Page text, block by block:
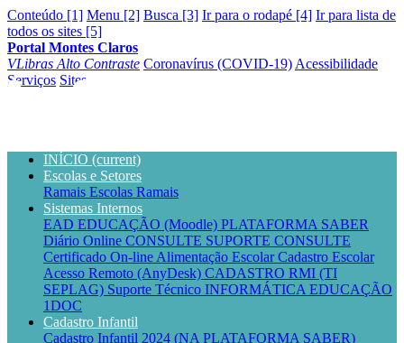
Conteúdo [1] Menu [2] Busca [3] Ir para o rodapé [4] Ir para lista de
todos os sites [5]
Portal Montes Claros
VLibras Alto Contraste Coronavírus (COVID-19) Acessibilidade
Serviços Sites
INÍCIO (current)
Escolas e Setores
Ramais Escolas Ramais
Sistemas Internos
EAD EDUCAÇÃO (Moodle) PLATAFORMA SABER
Diário Online CONSULTE SUPORTE CONSULTE
Certificado On-line Alimentação EscolarCadastro Escolar
Acesso Remoto (AnyDesk) CADASTRO RMI (TI
SEPLAG) Suporte Técnico INFORMÁTICA EDUCAÇÃO
1DOC
Cadastro Infantil
Cadastro Infantil 2024 (NA PLATAFORMA SABER)